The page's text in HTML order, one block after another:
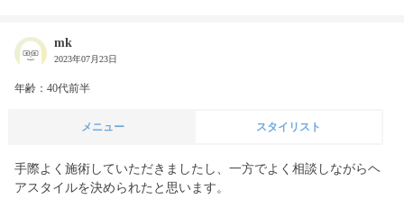
mk
2023年07月23日
年齢：40代前半
メニュー スタイリスト
手際よく施術していただきましたし、一方でよく相談しながらヘ
アスタイルを決められたと思います。